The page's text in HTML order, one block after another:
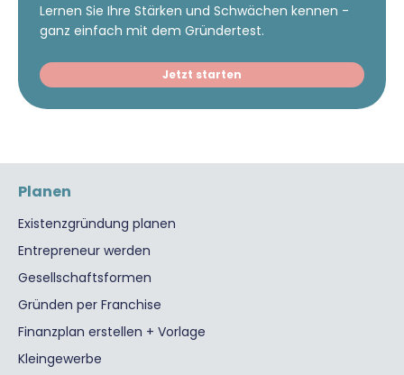
Lernen Sie Ihre Stärken und Schwächen kennen -
ganz einfach mit dem Gründertest.
Jetzt starten
Planen
Existenzgründung planen
Entrepreneur werden
Gesellschaftsformen
Gründen per Franchise
Finanzplan erstellen + Vorlage
Kleingewerbe